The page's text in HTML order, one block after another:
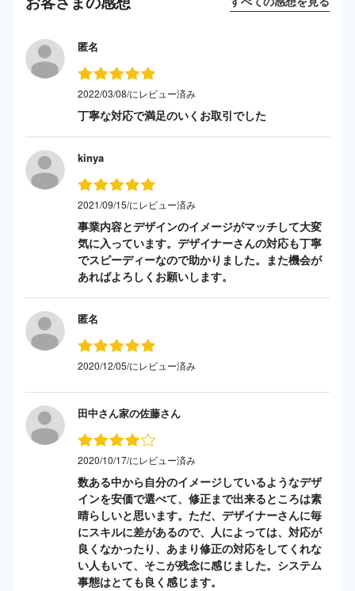
匿名
2022/03/08/にレビュー済み
丁寧な対応で満足のいくお取引でした
kinya
2021/09/15/にレビュー済み
事業内容とデザインのイメージがマッチして大変
気に入っています。デザイナーさんの対応も丁寧
でスピーディーなので助かりました。また機会が
あればよろしくお願いします。
匿名
2020/12/05/にレビュー済み
田中さん家の佐藤さん
2020/10/17/にレビュー済み
数ある中から自分のイメージしているようなデザ
インを安価で選べて、修正まで出来るところは素
晴らしいと思います。ただ、デザイナーさんに毎
にスキルに差があるので、人によっては、対応が
良くなかったり、あまり修正の対応をしてくれな
い人もいて、そこが残念に感じました。システム
事態はとても良く感じます。